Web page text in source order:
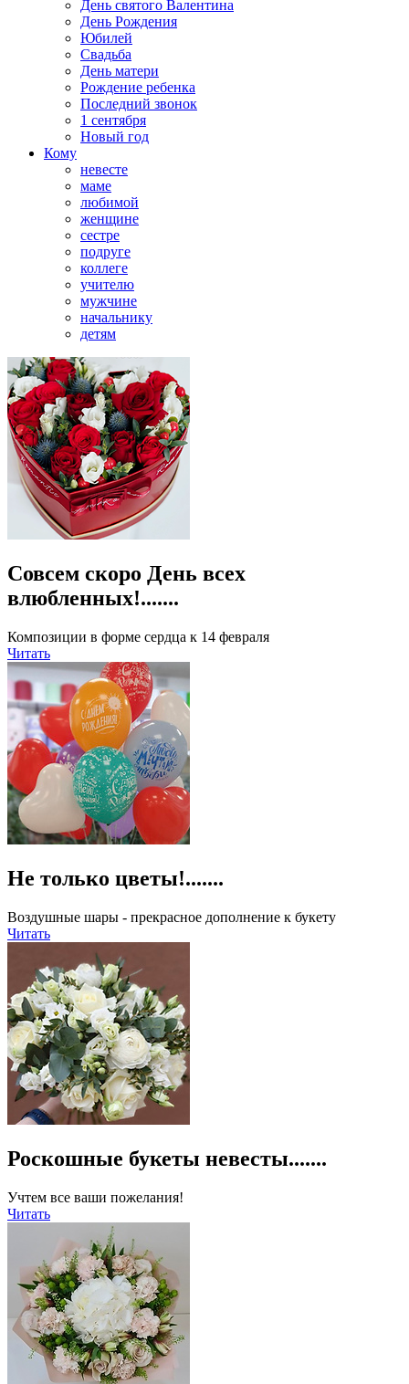
День святого Валентина
День Рождения
Юбилей
Свадьба
День матери
Рождение ребенка
Последний звонок
1 сентября
Новый год
Кому
невесте
маме
любимой
женщине
сестре
подруге
коллеге
учителю
мужчине
начальнику
детям
Совсем скоро День всех
влюбленных!.......
Композиции в форме сердца к 14 февраля
Читать
Не только цветы!.......
Воздушные шары - прекрасное дополнение к букету
Читать
Роскошные букеты невесты.......
Учтем все ваши пожелания!
Читать